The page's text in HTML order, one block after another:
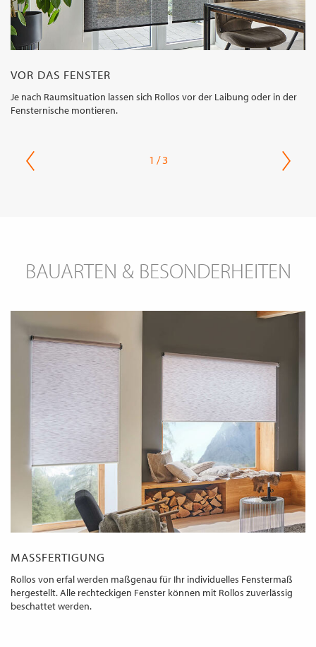
1 / 3
VOR DAS FENSTER
Je nach Raumsituation lassen sich Rollos vor der Laibung oder in der
Fensternische montieren.
BAUARTEN & BESONDERHEITEN
MASSFERTIGUNG
Rollos von erfal werden maßgenau für Ihr individuelles Fenstermaß
hergestellt. Alle rechteckigen Fenster können mit Rollos zuverlässig
beschattet werden.